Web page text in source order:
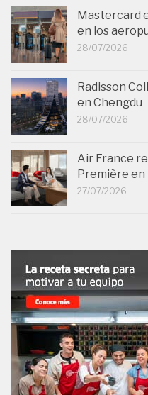
Mastercard
en los
28/07/2026
Radisson
en Chengdu
28/07/2026
Air France
Première en
27/07/2026